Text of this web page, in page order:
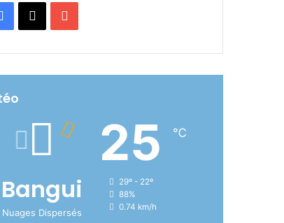
Facebook
X
Bangui
Nuages Dispersés
25 ℃
29º - 22º
88%
0.74 km/h